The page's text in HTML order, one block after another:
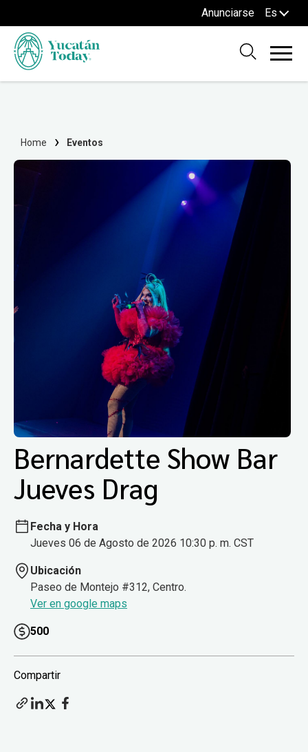
Anunciarse Es
Home Eventos
Bernardette Show Bar
Jueves Drag
Fecha y Hora
Jueves 06 de Agosto de 2026 10:30 p. m. CST
Ubicación
Paseo de Montejo #312, Centro.
Ver en google maps
500
Compartir